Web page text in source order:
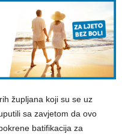
župljana koji su se uz
sa zavjetom da ovo
batifikacija za